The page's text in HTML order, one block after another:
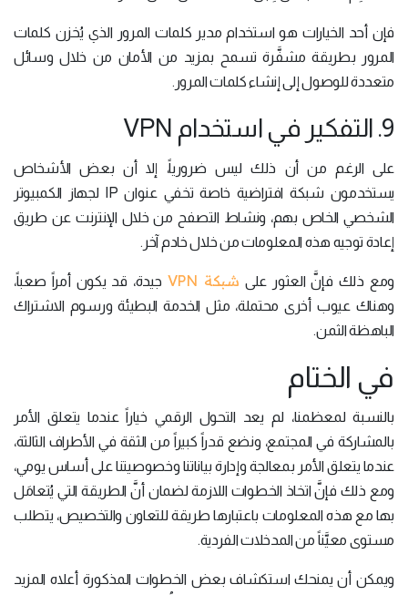
فإن أحد الخيارات هو استخدام مدير كلمات المرور الذي يُخزن كلمات
المرور بطريقة مشفَّرة تسمح بمزيد من الأمان من خلال وسائل
متعددة للوصول إلى إنشاء كلمات المرور.
9. التفكير في استخدام VPN
على الرغم من أن ذلك ليس ضرورياً، إلا أن بعض الأشخاص
يستخدمون شبكة افتراضية خاصة تخفي عنوان IP لجهاز الكمبيوتر
الشخصي الخاص بهم، ونشاط التصفح من خلال الإنترنت عن طريق
إعادة توجيه هذه المعلومات من خلال خادم آخر.
ومع ذلك فإنَّ العثور على شبكة VPN
جيدة، قد يكون أمراً صعباً،
وهناك عيوب أخرى محتملة، مثل الخدمة البطيئة ورسوم الاشتراك
الباهظة الثمن.
في الختام
بالنسبة لمعظمنا، لم يعد التحول الرقمي خياراً عندما يتعلق الأمر
بالمشاركة في المجتمع، ونضع قدراً كبيراً من الثقة في الأطراف الثالثة،
عندما يتعلق الأمر بمعالجة وإدارة بياناتنا وخصوصيتنا على أساس يومي،
ومع ذلك فإنَّ اتخاذ الخطوات اللازمة لضمان أنَّ الطريقة التي يُتعامَل
بها مع هذه المعلومات باعتبارها طريقة للتعاون والتخصيص، يتطلب
مستوى معيَّناً من المدخلات الفردية.
ويمكن أن يمنحك استكشاف بعض الخطوات المذكورة أعلاه المزيد